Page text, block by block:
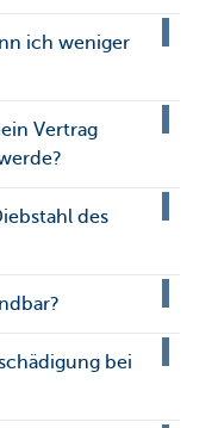
ich weniger
Vertrag
des
bei